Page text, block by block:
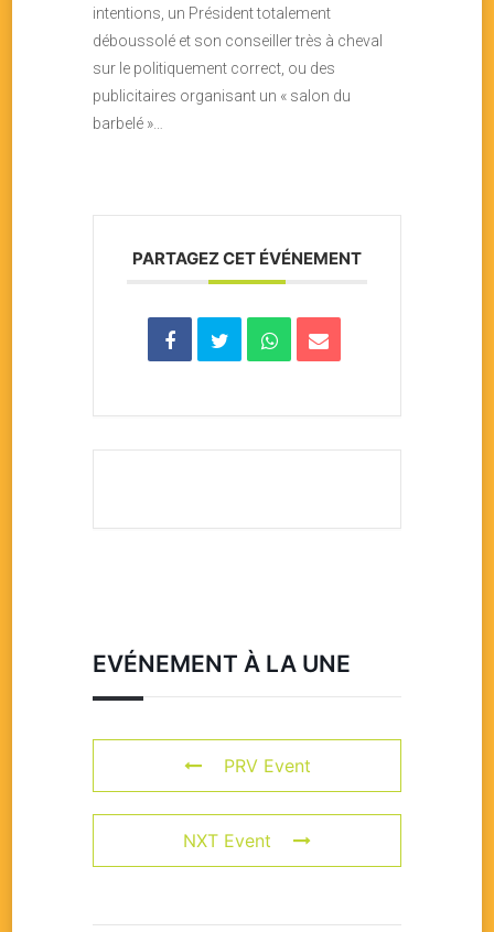
intentions, un Président totalement
déboussolé et son conseiller très à cheval
sur le politiquement correct, ou des
publicitaires organisant un « salon du
barbelé »…
PARTAGEZ CET ÉVÉNEMENT
EVÉNEMENT À LA UNE
PRV Event
NXT Event